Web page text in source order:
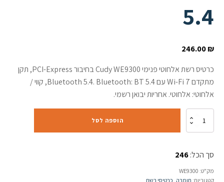
5.4
246.00₪
כרטיס רשת אלחוטי פנימי Cudy WE9300 בחיבור PCI-Express, תקן
מתקדם Wi-Fi 7 עם Bluetooth 5.4. Bluetooth: BT 5.4, קווי /
אלחוטי: אלחוטי. אחריות יבואן רשמי.
כמות
אלחוטי
WE9300
הוספה לסל
סך הכל:246
מק"ט: WE9300
קטגוריות: חומרה כרטיסי רשת